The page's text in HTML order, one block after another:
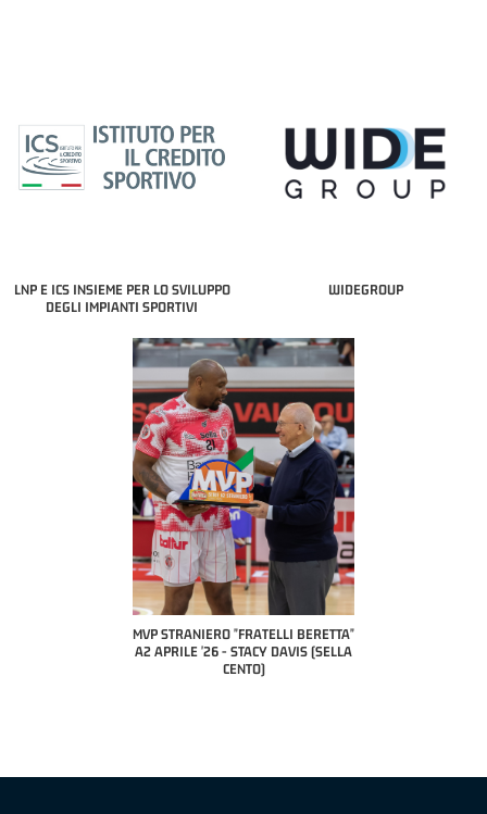
LNP E ICS INSIEME PER LO SVILUPPO
DEGLI IMPIANTI SPORTIVI
WIDEGROUP
"FRATELLI BERETTA"
- STACY DAVIS (SELLA
MVP "FRATELLI BERETTA" SAMUEL
DILAS B NAZIONALE APRILE '26 -
MARCO RESTELLI (TAV TREVIGLIO